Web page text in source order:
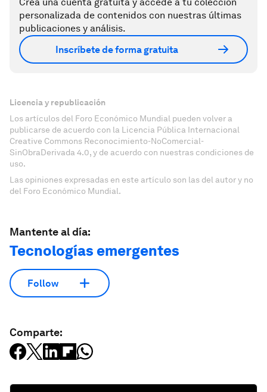
personalizada de contenidos con nuestras últimas
publicaciones y análisis.
Inscríbete de forma gratuita
Licencia y republicación
Los artículos del Foro Económico Mundial pueden volver a
publicarse de acuerdo con la Licencia Pública Internacional
Creative Commons Reconocimiento-NoComercial-
SinObraDerivada 4.0, y de acuerdo con nuestras condiciones de
uso.
Las opiniones expresadas en este artículo son las del autor y no
del Foro Económico Mundial.
Mantente al día:
Tecnologías emergentes
Follow
Comparte: